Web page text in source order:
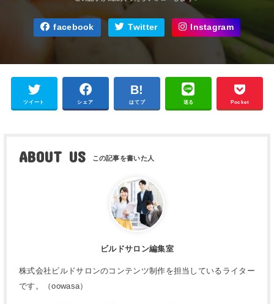
facebook Twitter Instagram
ツイート シェア はてブ 送る Pocket
ABOUT US
ビルドサロン編集室
株式会社ビルドサロンのコンテンツ制作を担当しているライター
です。（oowasa）